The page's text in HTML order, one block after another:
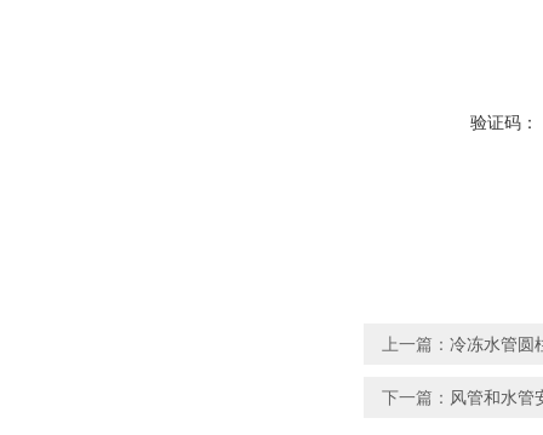
验证码：
上一篇： 冷冻水管圆
下一篇： 风管和水管